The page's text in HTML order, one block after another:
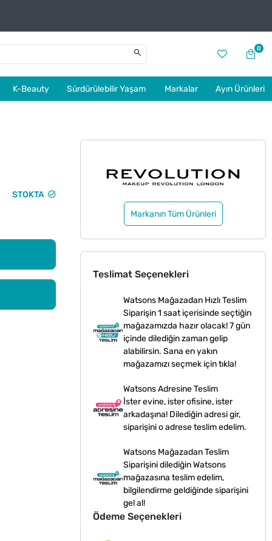
0
K-Beauty Sürdürülebilir Yaşam Markalar Ayın Ürünleri
STOKTA
Markanın Tüm Ürünleri
Teslimat Seçenekleri
Watsons Mağazadan Hızlı Teslim
Siparişin 1 saat içerisinde seçtiğin
mağazamızda hazır olacak! 7 gün
içinde dilediğin zaman gelip
alabilirsin. Sana en yakın
mağazamızı seçmek için tıkla!
Watsons Adresine Teslim
İster evine, ister ofisine, ister
arkadaşına! Dilediğin adresi gir,
siparişini o adrese teslim edelim.
Watsons Mağazadan Teslim
Siparişini dilediğin Watsons
mağazasına teslim edelim,
bilgilendirme geldiğinde siparişini
gel al!
Ödeme Seçenekleri